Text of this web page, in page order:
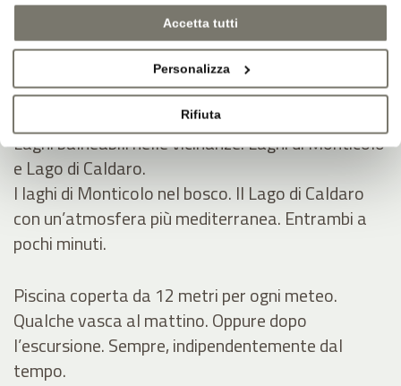
Accetta tutti
Personalizza
Rifiuta
Laghetto balneabile e bel prato per prendere il
sole in estate.
Laghetto naturale, prato, quiete. Spazio per
leggere, sonnecchiare, rinfrescarsi.
Laghi balneabili nelle vicinanze: Laghi di Monticolo
e Lago di Caldaro.
I laghi di Monticolo nel bosco. Il Lago di Caldaro
con un’atmosfera più mediterranea. Entrambi a
pochi minuti.
Piscina coperta da 12 metri per ogni meteo.
Qualche vasca al mattino. Oppure dopo
l’escursione. Sempre, indipendentemente dal
tempo.